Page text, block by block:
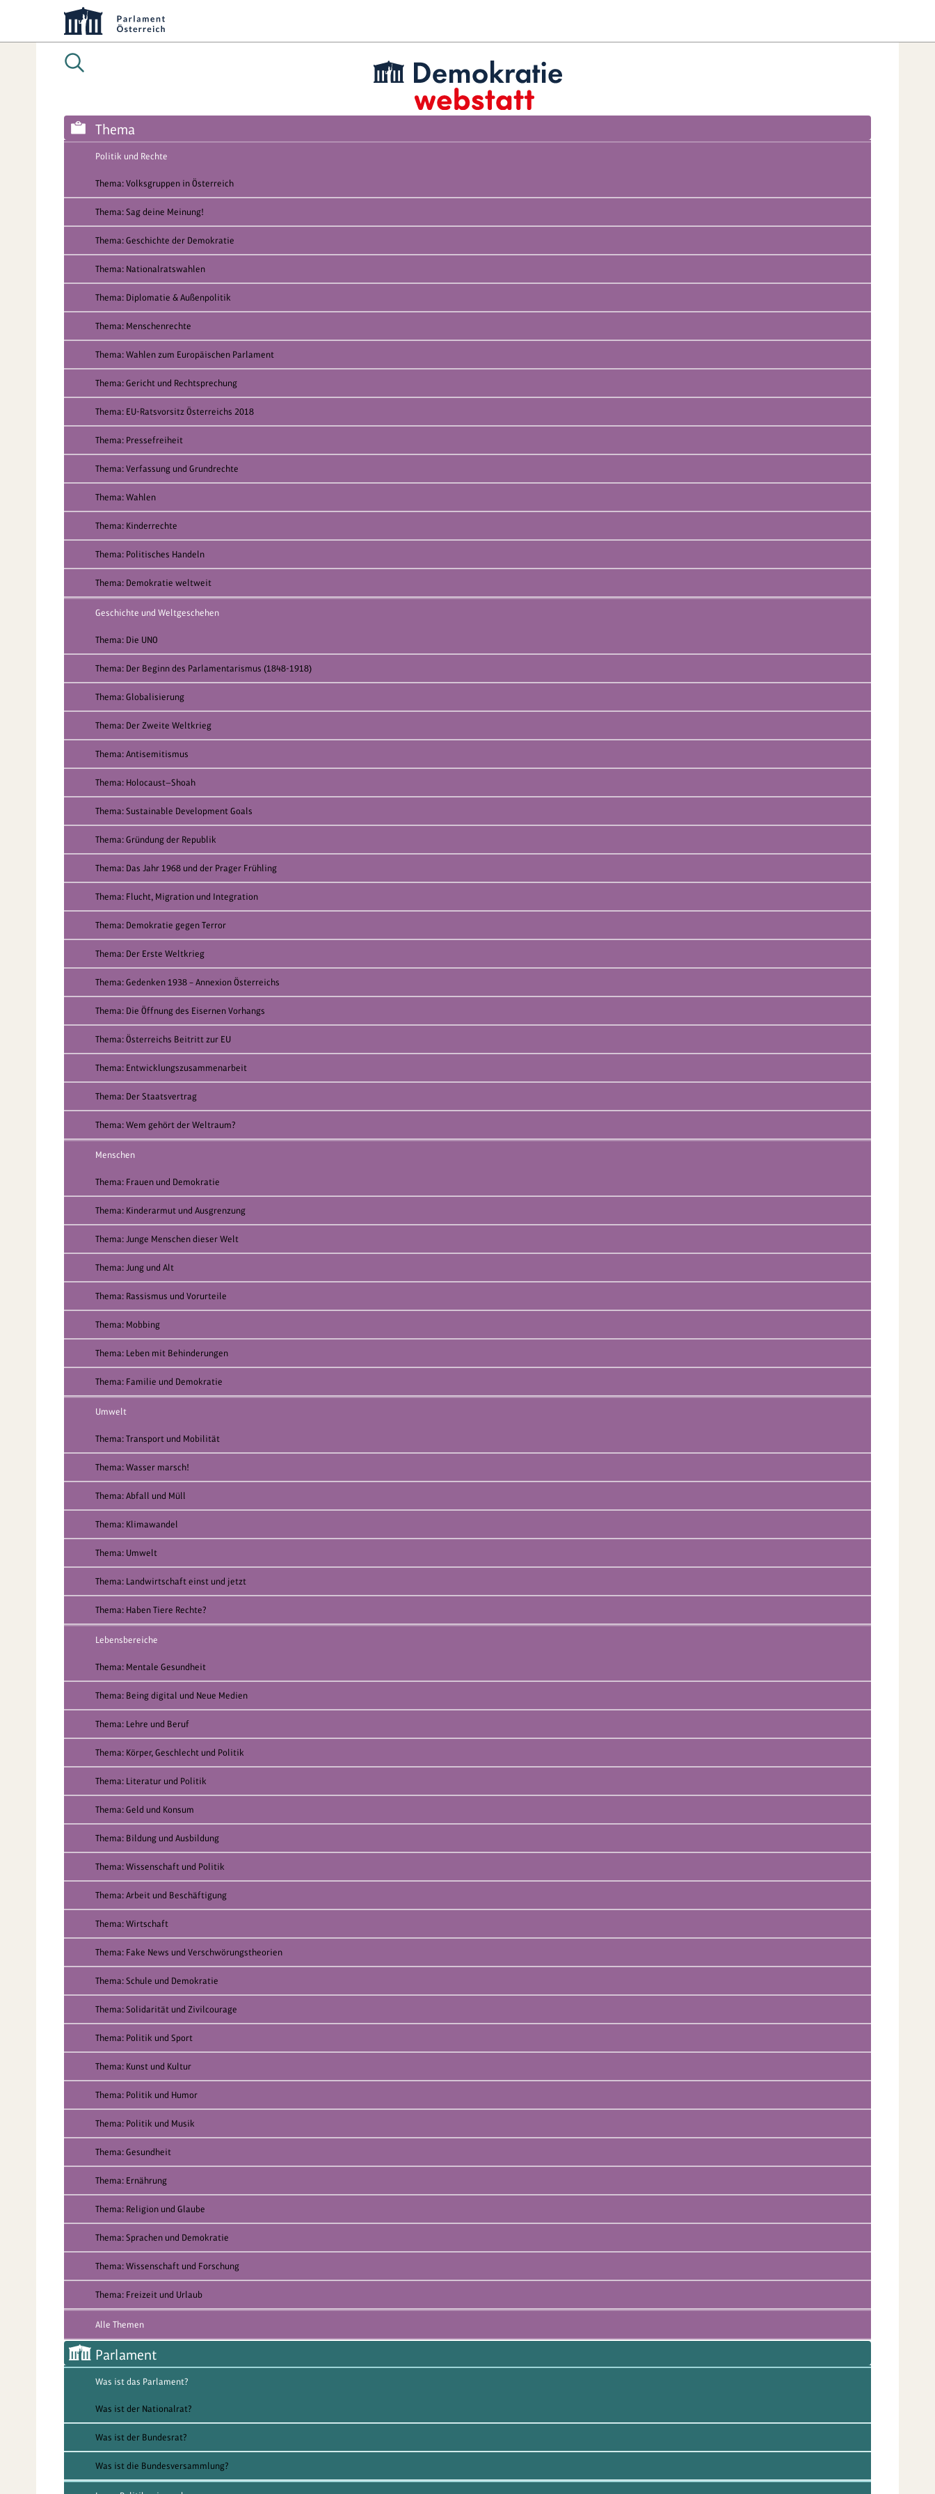
Thema
Politik und Rechte
Thema: Volksgruppen in Österreich
Thema: Sag deine Meinung!
Thema: Geschichte der Demokratie
Thema: Nationalratswahlen
Thema: Diplomatie & Außenpolitik
Thema: Menschenrechte
Thema: Wahlen zum Europäischen Parlament
Thema: Gericht und Rechtsprechung
Thema: EU-Ratsvorsitz Österreichs 2018
Thema: Pressefreiheit
Thema: Verfassung und Grundrechte
Thema: Wahlen
Thema: Kinderrechte
Thema: Politisches Handeln
Thema: Demokratie weltweit
Geschichte und Weltgeschehen
Thema: Die UNO
Thema: Der Beginn des Parlamentarismus (1848-1918)
Thema: Globalisierung
Thema: Der Zweite Weltkrieg
Thema: Antisemitismus
Thema: Holocaust—Shoah
Thema: Sustainable Development Goals
Thema: Gründung der Republik
Thema: Das Jahr 1968 und der Prager Frühling
Thema: Flucht, Migration und Integration
Thema: Demokratie gegen Terror
Thema: Der Erste Weltkrieg
Thema: Gedenken 1938 – Annexion Österreichs
Thema: Die Öffnung des Eisernen Vorhangs
Thema: Österreichs Beitritt zur EU
Thema: Entwicklungszusammenarbeit
Thema: Der Staatsvertrag
Thema: Wem gehört der Weltraum?
Menschen
Thema: Frauen und Demokratie
Thema: Kinderarmut und Ausgrenzung
Thema: Junge Menschen dieser Welt
Thema: Jung und Alt
Thema: Rassismus und Vorurteile
Thema: Mobbing
Thema: Leben mit Behinderungen
Thema: Familie und Demokratie
Umwelt
Thema: Transport und Mobilität
Thema: Wasser marsch!
Thema: Abfall und Müll
Thema: Klimawandel
Thema: Umwelt
Thema: Landwirtschaft einst und jetzt
Thema: Haben Tiere Rechte?
Lebensbereiche
Thema: Mentale Gesundheit
Thema: Being digital und Neue Medien
Thema: Lehre und Beruf
Thema: Körper, Geschlecht und Politik
Thema: Literatur und Politik
Thema: Geld und Konsum
Thema: Bildung und Ausbildung
Thema: Wissenschaft und Politik
Thema: Arbeit und Beschäftigung
Thema: Wirtschaft
Thema: Fake News und Verschwörungstheorien
Thema: Schule und Demokratie
Thema: Solidarität und Zivilcourage
Thema: Politik und Sport
Thema: Kunst und Kultur
Thema: Politik und Humor
Thema: Politik und Musik
Thema: Gesundheit
Thema: Ernährung
Thema: Religion und Glaube
Thema: Sprachen und Demokratie
Thema: Wissenschaft und Forschung
Thema: Freizeit und Urlaub
Alle Themen
Parlament
Was ist das Parlament?
Was ist der Nationalrat?
Was ist der Bundesrat?
Was ist die Bundesversammlung?